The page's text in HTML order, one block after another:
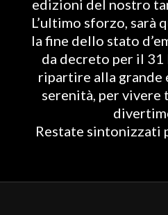
edizioni del nostro
L’ultimo sforzo, sarà
la fine dello stato
da decreto per il
ripartire alla grande
serenità, per
Restate sintonizzati